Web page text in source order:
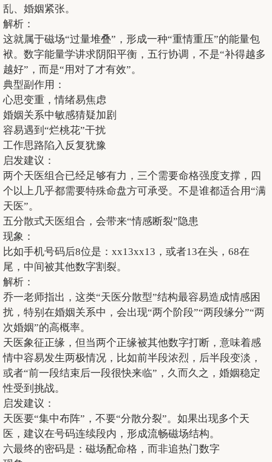
乱、婚姻紧张。
解析：
这就属于磁场“过量堆叠”，形成一种“重情重压”的能量包
袱。数字能量学讲求阴阳平衡，五行协调，不是“补得越多
越好”，而是“用对了才有效”。
典型副作用：
心思变重，情绪易焦虑
婚姻关系中敏感猜疑加剧
容易遇到“烂桃花”干扰
工作思路陷入反复犹豫
启发建议：
两个天医组合已经足够有力，三个需要命格强度支撑，四
个以上几乎都需要特殊命盘方可承受。不是谁都适合用“满
天医”。
五分散式天医组合，会带来“情感断裂”隐患
现象：
比如手机号码后8位是：xx13xx13，或者13在头，68在
尾，中间被其他数字割裂。
解析：
乔一老师指出，这类“天医分散型”结构最容易造成情感困
扰，特别在婚姻关系中，会出现“两个阶段”“两段缘分”“两
次婚姻”的高概率。
天医象征正缘，但当两个正缘被其他数字打断，意味着感
情中容易发生两极情况，比如前半段浓烈，后半段变淡，
或者“前一段结束后一段很快来临”，久而久之，婚姻稳定
性受到挑战。
启发建议：
天医要“集中布阵”，不要“分散分裂”。如果出现多个天
医，建议在号码连续段内，形成流畅磁场结构。
六最终的密码是：磁场配命格，而非追热门数字